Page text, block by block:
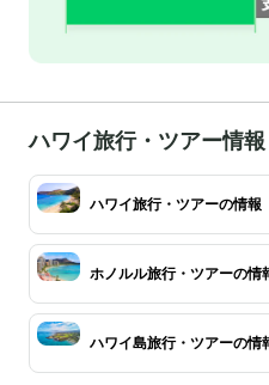
ハワイ旅行・ツアー情報
ハワイ旅行・ツアーの情報
ホノルル旅行・ツアーの情
ハワイ島旅行・ツアーの情